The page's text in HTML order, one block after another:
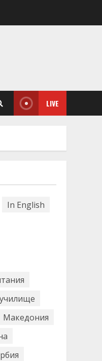
LIVE
In English
Македония